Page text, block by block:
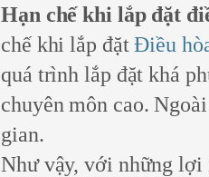
Hạn chế khi lắp đặt
chế khi lắp đặt Điều
quá trình lắp đặt khá
chuyên môn cao.
gian.
Như vậy, với những lợi